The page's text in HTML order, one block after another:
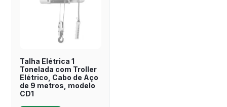
Talha Elétrica 1
Tonelada com Troller
Elétrico, Cabo de Aço
de 9 metros, modelo
CD1